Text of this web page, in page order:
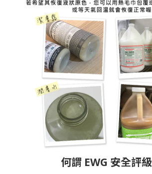
何謂 EWG 安全評級